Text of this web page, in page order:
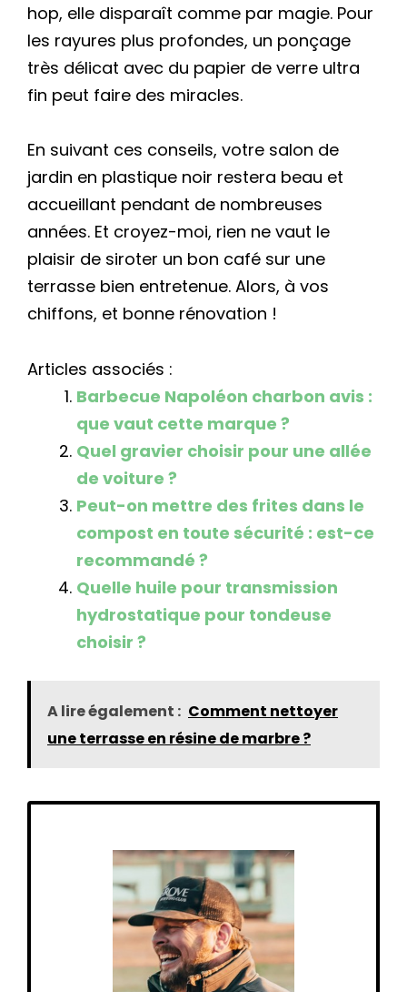
hop, elle disparaît comme par magie. Pour
les rayures plus profondes, un ponçage
très délicat avec du papier de verre ultra
fin peut faire des miracles.
En suivant ces conseils, votre salon de
jardin en plastique noir restera beau et
accueillant pendant de nombreuses
années. Et croyez-moi, rien ne vaut le
plaisir de siroter un bon café sur une
terrasse bien entretenue. Alors, à vos
chiffons, et bonne rénovation !
Articles associés :
Barbecue Napoléon charbon avis :
que vaut cette marque ?
Quel gravier choisir pour une allée
de voiture ?
Peut-on mettre des frites dans le
compost en toute sécurité : est-ce
recommandé ?
Quelle huile pour transmission
hydrostatique pour tondeuse
choisir ?
A lire également : Comment nettoyer
une terrasse en résine de marbre ?